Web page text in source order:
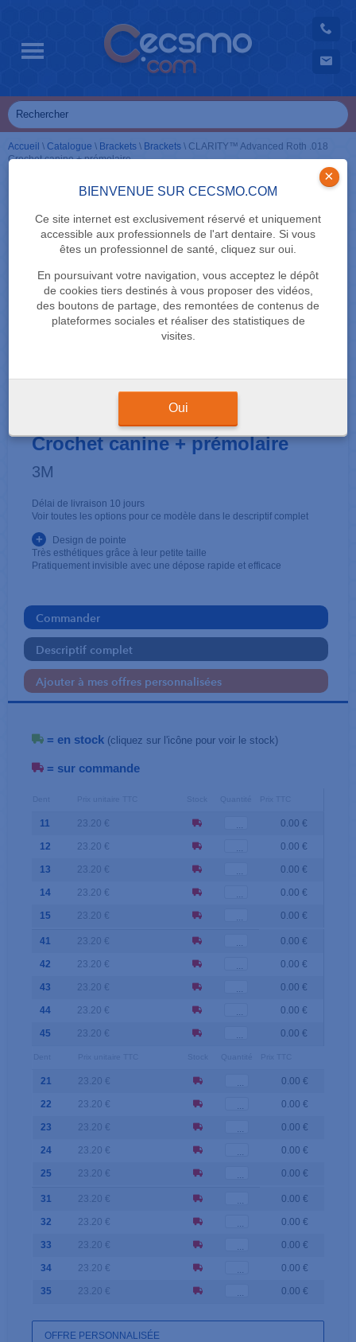
BIENVENUE SUR CECSMO.COM
Ce site internet est exclusivement réservé et uniquement
accessible aux professionnels de l'art dentaire. Si vous
êtes un professionnel de santé, cliquez sur oui.
En poursuivant votre navigation, vous acceptez le dépôt
de cookies tiers destinés à vous proposer des vidéos,
des boutons de partage, des remontées de contenus de
plateformes sociales et réaliser des statistiques de
visites.
×
Oui
Accueil \ Catalogue \ Brackets \ Brackets \ CLARITY™ Advanced Roth .018
Crochet canine + prémolaire
CLARITY™ Advanced Roth .018
Crochet canine + prémolaire
3M
Délai de livraison 10 jours
Voir toutes les options pour ce modèle dans le descriptif complet
+
Design de pointe
Très esthétiques grâce à leur petite taille
Pratiquement invisible avec une dépose rapide et efficace
Commander
Descriptif complet
Ajouter à mes offres personnalisées
= en stock (cliquez sur l'icône pour voir le stock)
= sur commande
11 23.20 € 0.00 €
12 23.20 € 0.00 €
13 23.20 € 0.00 €
14 23.20 € 0.00 €
15 23.20 € 0.00 €
41 23.20 € 0.00 €
42 23.20 € 0.00 €
43 23.20 € 0.00 €
44 23.20 € 0.00 €
45 23.20 € 0.00 €
21 23.20 € 0.00 €
22 23.20 € 0.00 €
23 23.20 € 0.00 €
24 23.20 € 0.00 €
25 23.20 € 0.00 €
31 23.20 € 0.00 €
32 23.20 € 0.00 €
33 23.20 € 0.00 €
34 23.20 € 0.00 €
35 23.20 € 0.00 €
OFFRE PERSONNALISÉE